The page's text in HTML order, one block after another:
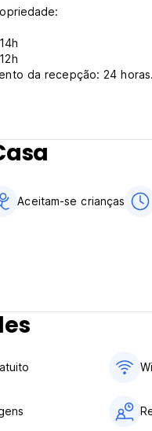
da recepção: 24 horas.
tem área para
Aceitam-se crianças